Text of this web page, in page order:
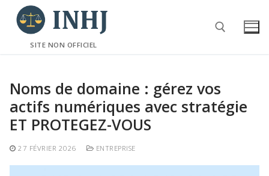
contenu
SITE NON OFFICIEL
Noms de domaine : gérez vos
actifs numériques avec stratégie
ET PROTEGEZ-VOUS
27 FÉVRIER 2026 ENTREPRISE